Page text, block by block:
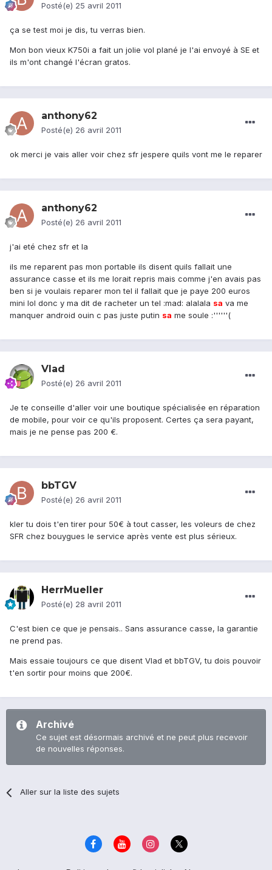
Posté(e) 25 avril 2011
ça se test moi je dis, tu verras bien.
Mon bon vieux K750i a fait un jolie vol plané je l'ai envoyé à SE et
ils m'ont changé l'écran gratos.
anthony62
Posté(e) 26 avril 2011
ok merci je vais aller voir chez sfr jespere quils vont me le reparer
anthony62
Posté(e) 26 avril 2011
j'ai eté chez sfr et la
ils me reparent pas mon portable ils disent quils fallait une
assurance casse et ils me lorait repris mais comme j'en avais pas
ben si je voulais reparer mon tel il fallait que je paye 200 euros
mini lol donc y ma dit de racheter un tel :mad: alalala sa va me
manquer android ouin c pas juste putin sa me soule :''''''(
Vlad
Posté(e) 26 avril 2011
Je te conseille d'aller voir une boutique spécialisée en réparation
de mobile, pour voir ce qu'ils proposent. Certes ça sera payant,
mais je ne pense pas 200 €.
bbTGV
Posté(e) 26 avril 2011
kler tu dois t'en tirer pour 50€ à tout casser, les voleurs de chez
SFR chez bouygues le service après vente est plus sérieux.
HerrMueller
Posté(e) 28 avril 2011
C'est bien ce que je pensais.. Sans assurance casse, la garantie
ne prend pas.
Mais essaie toujours ce que disent Vlad et bbTGV, tu dois pouvoir
t'en sortir pour moins que 200€.
Archivé
Ce sujet est désormais archivé et ne peut plus recevoir
de nouvelles réponses.
Aller sur la liste des sujets